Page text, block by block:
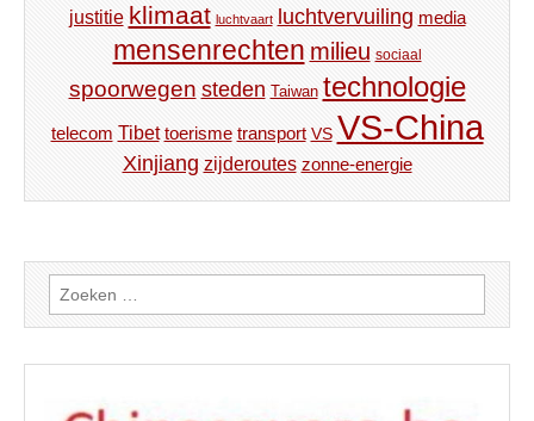
justitie klimaat luchtvaart luchtvervuiling media
mensenrechten milieu sociaal
spoorwegen steden Taiwan technologie
telecom Tibet toerisme transport VS VS-China
Xinjiang zijderoutes zonne-energie
Zoeken
naar: